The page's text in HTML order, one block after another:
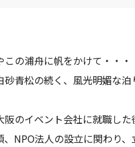
の浦舟に帆をかけて・・
青松の続く、風光明媚な泊
のイベント会社に就職し
NPO法人の設立に関わり